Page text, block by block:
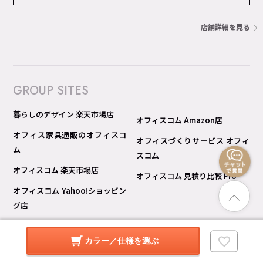
カラー／仕様を選ぶ
店舗詳細を見る
GROUP SITES
暮らしのデザイン 楽天市場店
オフィス家具通販のオフィスコ
ム
オフィスコム 楽天市場店
オフィスコム Yahoo!ショッピン
グ店
オフィスコム Amazon店
オフィスづくりサービス オフィ
スコム
オフィスコム 見積り比較 Pro
© copyright 暮らしのデザイン All rights reserved.